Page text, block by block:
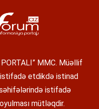
MMC. Müəllif
istifadə etdikdə istinad
istifadə
mütləqdir.